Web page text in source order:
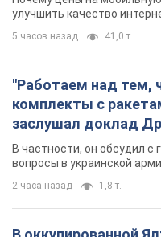
улучшить качество
5 часов назад 41,0 т.
"Работаем над тем,
комплекты с
заслушал доклад
новых мерах
В частности, он обсудил
вопросы в украинской
2 часа назад 1,8 т.